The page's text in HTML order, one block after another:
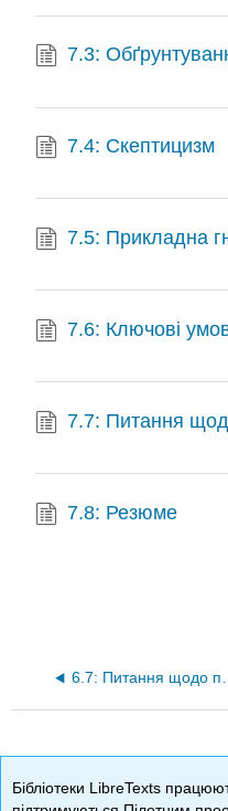
7.3:
7.4: Скептицизм
7.5: Прикладна
7.6: Ключові
7.7: Питання
7.8: Резюме
Бібліотеки LibreTexts